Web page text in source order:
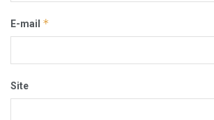
E-mail *
Site